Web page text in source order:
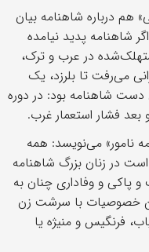
هم درباره شاهنامه بیان
شاهنامه پدید نیامده
در عرب و ترک،
می‌رفت تا بلرزد، یک
شاهنامه بود: در دوره
بعد فشار استعمار غرب.
نامور» می‌نویسد: همه
در زنان بزرگ شاهنامه
پاکی و وفاداری چنان به
خصوصیات با سرشت زن
فرنگیس و منیژه یا